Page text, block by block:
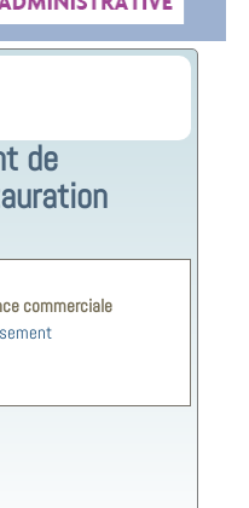
de
commerciale